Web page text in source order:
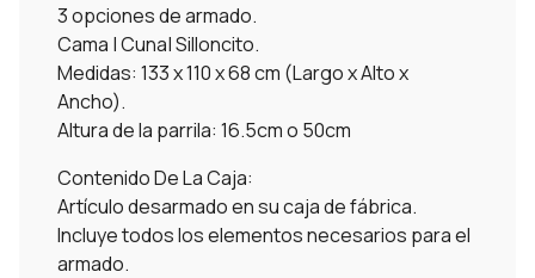
3 opciones de armado.
Cama | Cuna| Silloncito.
Medidas: 133 x 110 x 68 cm (Largo x Alto x
Ancho).
Altura de la parrila: 16.5cm o 50cm
Contenido De La Caja:
Artículo desarmado en su caja de fábrica.
Incluye todos los elementos necesarios para el
armado.